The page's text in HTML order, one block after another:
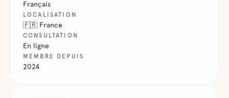
Français
LOCALISATION
🇫🇷 France
CONSULTATION
En ligne
MEMBRE DEPUIS
2024